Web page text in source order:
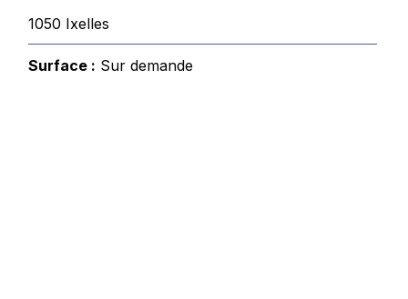
1050 Ixelles
Surface : Sur demande